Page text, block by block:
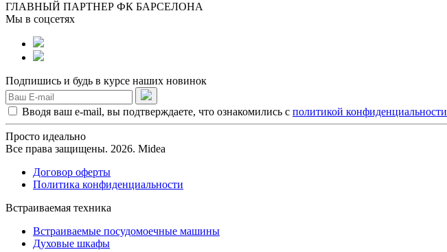
ГЛАВНЫЙ ПАРТНЕР ФК БАРСЕЛОНА
Мы в соцсетях
Подпишись и будь в курсе наших новинок
Вводя ваш e-mail, вы подтверждаете, что ознакомились с политикой конфиденциальности
Просто идеально
Все права защищены. 2026. Midea
Договор оферты
Политика конфиденциальности
Встраиваемая техника
Встраиваемые посудомоечные машины
Духовые шкафы